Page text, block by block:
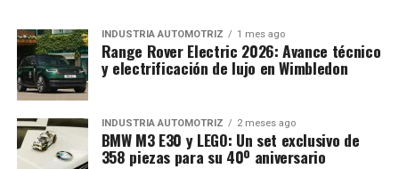
INDUSTRIA AUTOMOTRIZ 1 mes ago
Range Rover Electric 2026: Avance técnico
y electrificación de lujo en Wimbledon
INDUSTRIA AUTOMOTRIZ 2 meses ago
BMW M3 E30 y LEGO: Un set exclusivo de
358 piezas para su 40º aniversario